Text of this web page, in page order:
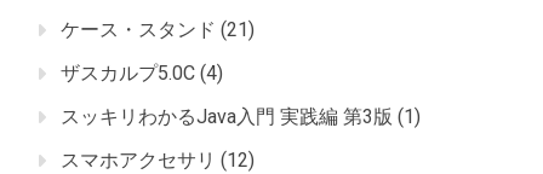
ケース・スタンド (21)
ザスカルプ5.0C (4)
スッキリわかるJava入門 実践編 第3版 (1)
スマホアクセサリ (12)